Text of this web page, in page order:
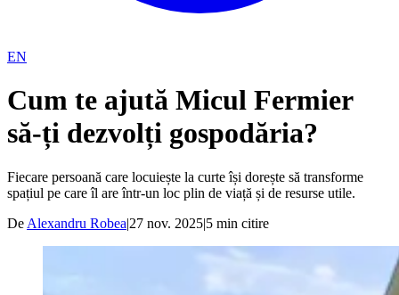
EN
Cum te ajută Micul Fermier
să-ți dezvolți gospodăria?
Fiecare persoană care locuiește la curte își dorește să transforme
spațiul pe care îl are într-un loc plin de viață și de resurse utile.
De Alexandru Robea|27 nov. 2025|5 min citire